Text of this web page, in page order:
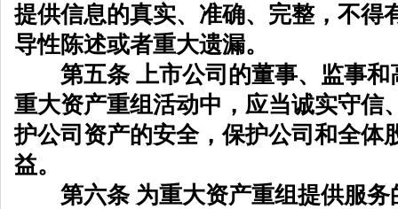
提供信息的真实、准确、完整，不得
导性陈述或者重大遗漏。
第五条 上市公司的董事、监事和
重大资产重组活动中，应当诚实守信
护公司资产的安全，保护公司和全体
益。
第六条 为重大资产重组提供服务